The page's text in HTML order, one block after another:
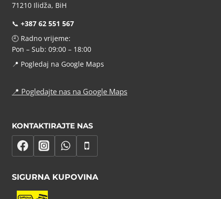
71210 Ilidža, BiH
📞 +387 62 551 567
🕘 Radno vrijeme:
Pon – Sub: 09:00 – 18:00
📍 Pogledaj na Google Maps
📍 Pogledajte nas na Google Maps
KONTAKTIRAJTE NAS
SIGURNA KUPOVINA